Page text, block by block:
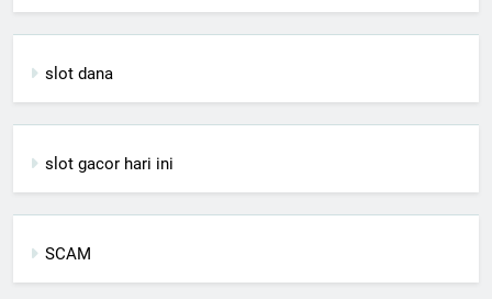
slot dana
slot gacor hari ini
SCAM